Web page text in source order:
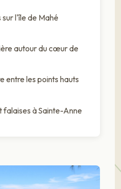
l'île de Mahé
autour du cœur de
entre les points hauts
falaises à Sainte-Anne